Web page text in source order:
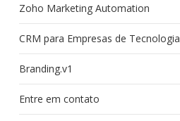
Zoho Marketing Automation
CRM para Empresas de Tecnologia
Branding.v1
Entre em contato